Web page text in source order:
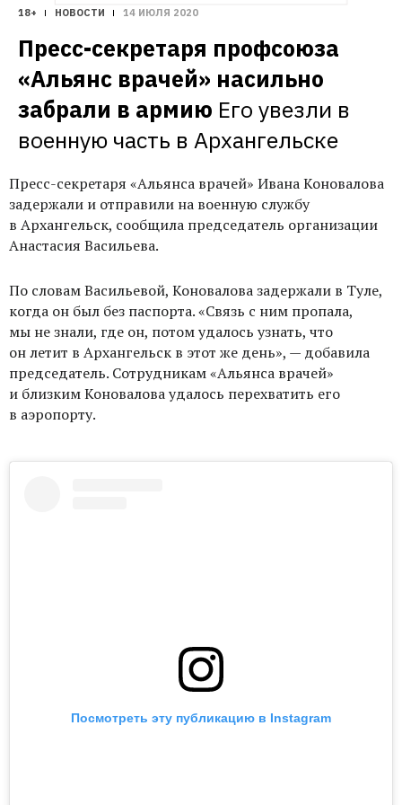
18+ НОВОСТИ 14 ИЮЛЯ 2020
Пресс-секретаря профсоюза
«Альянс врачей» насильно
забрали в армию Его увезли в
военную часть в Архангельске
Пресс-секретаря «Альянса врачей» Ивана Коновалова
задержали и отправили на военную службу
в Архангельск, сообщила председатель организации
Анастасия Васильева.
По словам Васильевой, Коновалова задержали в Туле,
когда он был без паспорта. «Связь с ним пропала,
мы не знали, где он, потом удалось узнать, что
он летит в Архангельск в этот же день», — добавила
председатель. Сотрудникам «Альянса врачей»
и близким Коновалова удалось перехватить его
в аэропорту.
Посмотреть эту публикацию в Instagram